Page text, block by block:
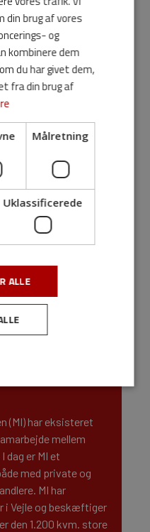
af løsningen blev
dag, hvor
ti personer.
har Maskinhandler
og brugervenlig
pris.
et langt bedre overblik
onlinekalender styret
og I møde.
hovednummer,
køer,
(MI) har eksisteret
mellem
dag er MI et
med private og
MI har
i Vejle og beskæftiger
den 1.200 kvm. store
din brug af vores
og
kombinere dem
du har givet dem,
fra din brug af
Målretning
Uklassificerede
ALLE